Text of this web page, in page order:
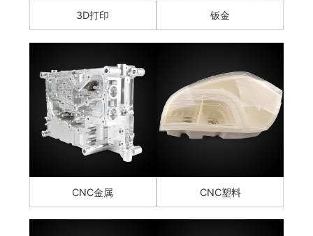
3D打印 钣金
CNC金属 CNC塑料